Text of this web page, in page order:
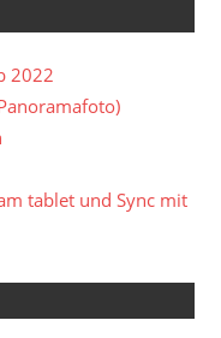
2022
tablet und Sync mit